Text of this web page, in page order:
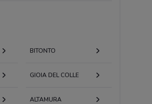
BITONTO
GIOIA DEL COLLE
ALTAMURA